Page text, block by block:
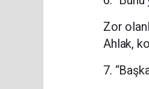
Zor
Ahlak,
7.